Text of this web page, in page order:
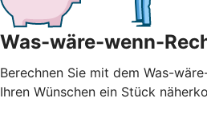
Was-wäre-wenn-
Berechnen Sie mit dem Was-
Ihren Wünschen ein Stück